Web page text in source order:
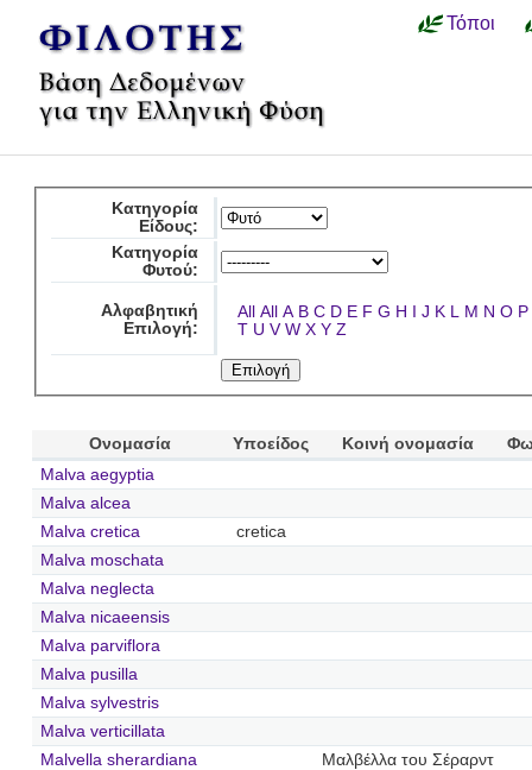
Τόποι
Κατηγορία
Είδους:
Κατηγορία
Φυτού:
Αλφαβητική
Επιλογή:
All All A B C D E F G H I J K L M N O P
T U V W X Y Z
Ονομασία Υποείδος Κοινή ονομασία
Malva aegyptia
Malva alcea
Malva cretica
cretica
Malva moschata
Malva neglecta
Malva nicaeensis
Malva parviflora
Malva pusilla
Malva sylvestris
Malva verticillata
Malvella sherardiana
Μαλβέλλα του Σέραρντ